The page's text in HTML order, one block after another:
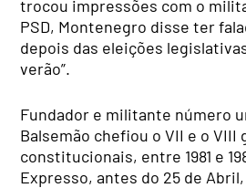
trocou impressões com o
PSD, Montenegro disse ter
depois das eleições
verão”.
Fundador e militante número
Balsemão chefiou o VII e o VIII
constitucionais, entre 1981 e
Expresso, antes do 25 de